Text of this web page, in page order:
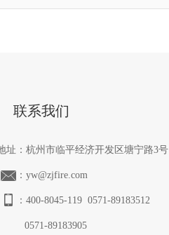
联系我们
址：杭州市临平经济开发区塘宁路3号
：yw@zjfire.com
：400-8045-119 0571-89183512
0571-89183905